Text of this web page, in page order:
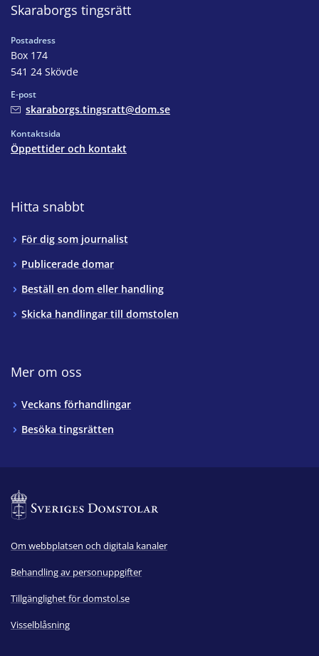
Skaraborgs tingsrätt
Postadress
Box 174
541 24 Skövde
E-post
skaraborgs.tingsratt@dom.se
Kontaktsida
Öppettider och kontakt
Hitta snabbt
För dig som journalist
Publicerade domar
Beställ en dom eller handling
Skicka handlingar till domstolen
Mer om oss
Veckans förhandlingar
Besöka tingsrätten
Om webbplatsen och digitala kanaler
Behandling av personuppgifter
Tillgänglighet för domstol.se
Visselblåsning